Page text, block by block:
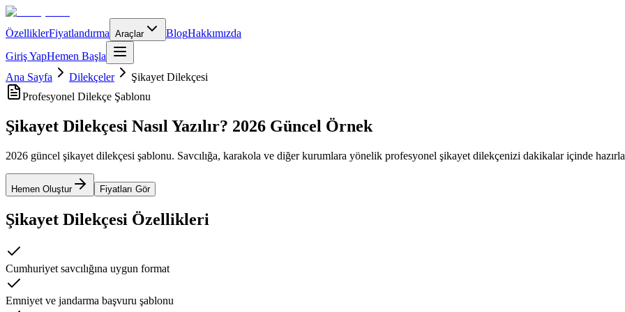
ÖzelliklerFiyatlandırma Araçlar BlogHakkımızda
Giriş YapHemen Başla
Ana Sayfa
Dilekçeler
Şikayet Dilekçesi
Profesyonel Dilekçe Şablonu
Şikayet Dilekçesi Nasıl Yazılır? 2026 Güncel Örnek
2026 güncel şikayet dilekçesi şablonu. Savcılığa, karakola ve diğer kurumlara yönelik profesyonel şikayet dilekçenizi dakikalar içinde
Hemen Oluştur Fiyatları Gör
Şikayet Dilekçesi Özellikleri
Cumhuriyet savcılığına uygun format
Emniyet ve jandarma başvuru şablonu